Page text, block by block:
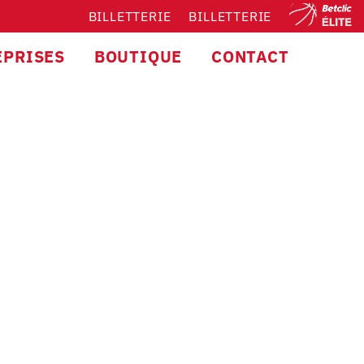
BILLETTERIE BILLETTERIE
BOUTIQUE CONTACT